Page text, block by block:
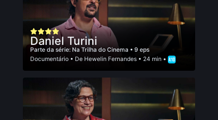
Daniel Turini
Parte da série: Na Trilha do Cinema • 9 eps
Documentário • De Hewelin Fernandes • 24 min •